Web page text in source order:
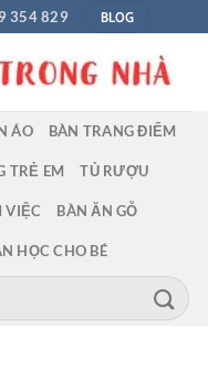
354 829 BLOG
ÁO BÀN TRANG ĐIỂM
TRẺ EM TỦ RƯỢU
VIỆC BÀN ĂN GỖ
HỌC CHO BÉ